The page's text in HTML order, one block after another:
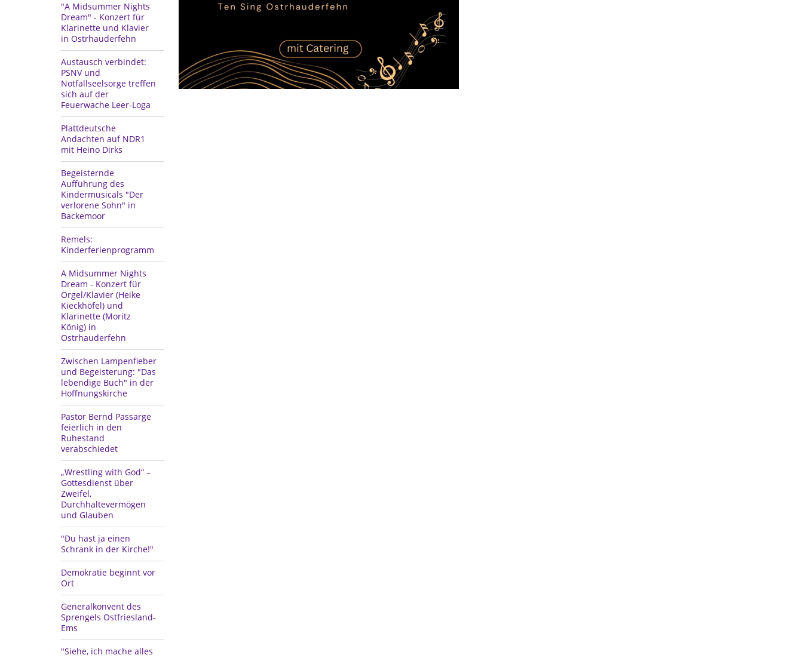
"A Midsummer Nights
Dream" - Konzert für
Klarinette und Klavier
in Ostrhauderfehn
Austausch verbindet:
PSNV und
Notfallseelsorge treffen
sich auf der
Feuerwache Leer-Loga
Plattdeutsche
Andachten auf NDR1
mit Heino Dirks
Begeisternde
Aufführung des
Kindermusicals "Der
verlorene Sohn" in
Backemoor
Remels:
Kinderferienprogramm
A Midsummer Nights
Dream - Konzert für
Orgel/Klavier (Heike
Kieckhöfel) und
Klarinette (Moritz
König) in
Ostrhauderfehn
Zwischen Lampenfieber
und Begeisterung: "Das
lebendige Buch" in der
Hoffnungskirche
Pastor Bernd Passarge
feierlich in den
Ruhestand
verabschiedet
„Wrestling with God“ –
Gottesdienst über
Zweifel,
Durchhaltevermögen
und Glauben
"Du hast ja einen
Schrank in der Kirche!"
Demokratie beginnt vor
Ort
Generalkonvent des
Sprengels Ostfriesland-
Ems
"Siehe, ich mache alles